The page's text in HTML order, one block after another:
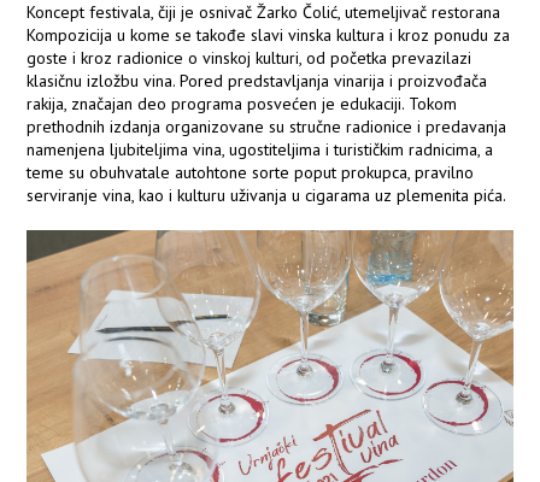
Koncept festivala, čiji je osnivač Žarko Čolić, utemeljivač restorana
Kompozicija u kome se takođe slavi vinska kultura i kroz ponudu za
goste i kroz radionice o vinskoj kulturi, od početka prevazilazi
klasičnu izložbu vina. Pored predstavljanja vinarija i proizvođača
rakija, značajan deo programa posvećen je edukaciji. Tokom
prethodnih izdanja organizovane su stručne radionice i predavanja
namenjena ljubiteljima vina, ugostiteljima i turističkim radnicima, a
teme su obuhvatale autohtone sorte poput prokupca, pravilno
serviranje vina, kao i kulturu uživanja u cigarama uz plemenita pića.